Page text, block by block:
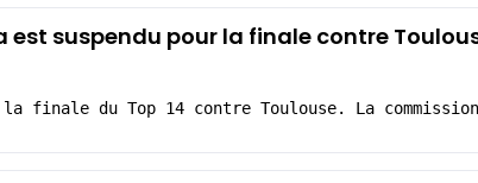
est suspendu pour la finale contre
la finale du Top 14 contre Toulouse. La